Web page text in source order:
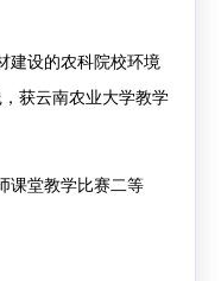
建设的农科院校环境
获云南农业大学教学
课堂教学比赛二等